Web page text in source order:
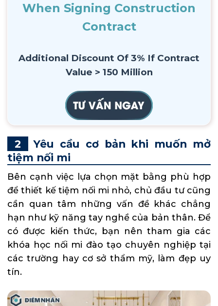
When Signing Construction
Contract
Additional Discount Of 3% If Contract
Value > 150 Million
Yêu cầu cơ bản khi muốn mở
tiệm nối mi
Bên cạnh việc lựa chọn mặt bằng phù hợp
để thiết kế tiệm nối mi nhỏ, chủ đầu tư cũng
cần quan tâm những vấn đề khác chẳng
hạn như kỹ năng tay nghề của bản thân. Để
có được kiến thức, bạn nên tham gia các
khóa học nối mi đào tạo chuyên nghiệp tại
các trường hay cơ sở thẩm mỹ, làm đẹp uy
tín.